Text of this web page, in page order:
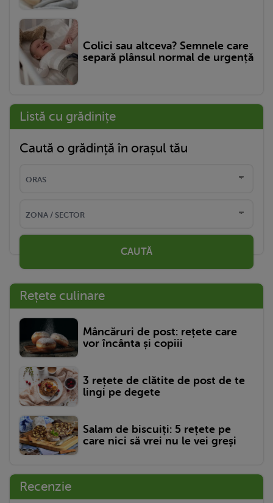
Colici sau altceva? Semnele care
separă plânsul normal de urgență
Listă cu grădinițe
Caută o grădință în orașul tău
CAUTĂ
Rețete culinare
Mâncăruri de post: rețete care
vor încânta și copiii
3 rețete de clătite de post de te
lingi pe degete
Salam de biscuiți: 5 rețete pe
care nici să vrei nu le vei greși
Recenzie